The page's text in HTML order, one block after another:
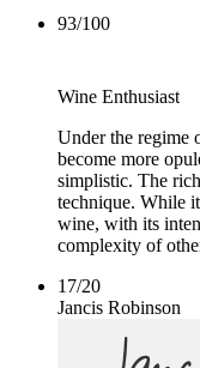
93/100
Wine Enthusiast
Under the regime
become more
simplistic. The
technique. While
wine, with its
complexity of
17/20
Jancis Robinson